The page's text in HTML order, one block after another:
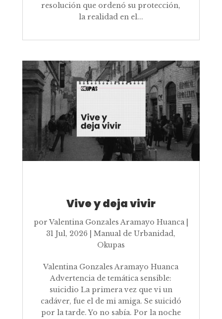
resolución que ordenó su protección,
la realidad en el...
Vive y deja vivir
por Valentina Gonzales Aramayo Huanca|
31 Jul, 2026 |Manual de Urbanidad,
Okupas
Valentina Gonzales Aramayo Huanca
Advertencia de temática sensible:
suicidio La primera vez que vi un
cadáver, fue el de mi amiga. Se suicidó
por la tarde. Yo no sabía. Por la noche